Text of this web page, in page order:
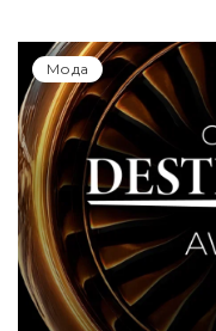
Юбилейный
моды собрал